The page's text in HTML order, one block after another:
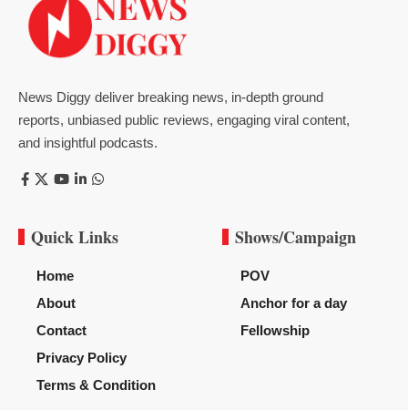
News Diggy deliver breaking news, in-depth ground
reports, unbiased public reviews, engaging viral content,
and insightful podcasts.
Quick Links
Home
About
Contact
Privacy Policy
Terms & Condition
Shows/Campaign
POV
Anchor for a day
Fellowship